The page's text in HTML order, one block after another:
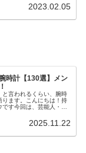
人…
2023.02.05
時計【130選】メン
と言われるくらい、腕時
ります。こんにちは！持
す今回は、芸能人・有
2025.11.22